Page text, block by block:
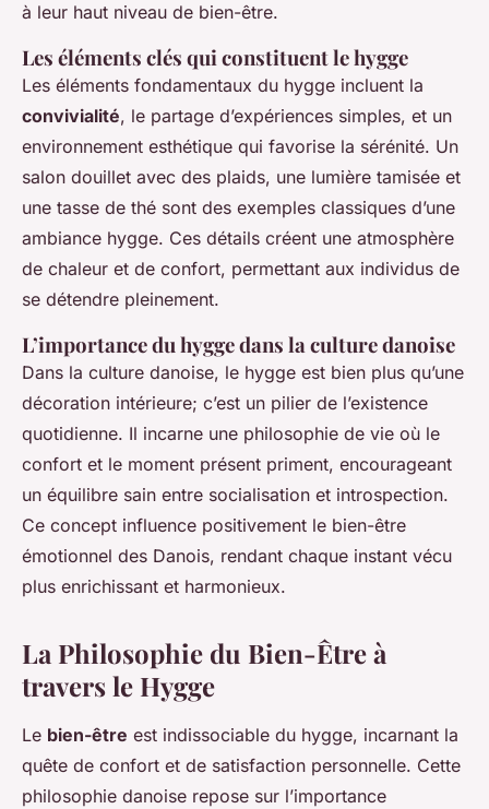
à leur haut niveau de bien-être.
Les éléments clés qui constituent le hygge
Les éléments fondamentaux du hygge incluent la
convivialité, le partage d’expériences simples, et un
environnement esthétique qui favorise la sérénité. Un
salon douillet avec des plaids, une lumière tamisée et
une tasse de thé sont des exemples classiques d’une
ambiance hygge. Ces détails créent une atmosphère
de chaleur et de confort, permettant aux individus de
se détendre pleinement.
L’importance du hygge dans la culture danoise
Dans la culture danoise, le hygge est bien plus qu’une
décoration intérieure; c’est un pilier de l’existence
quotidienne. Il incarne une philosophie de vie où le
confort et le moment présent priment, encourageant
un équilibre sain entre socialisation et introspection.
Ce concept influence positivement le bien-être
émotionnel des Danois, rendant chaque instant vécu
plus enrichissant et harmonieux.
La Philosophie du Bien-Être à
travers le Hygge
Le bien-être est indissociable du hygge, incarnant la
quête de confort et de satisfaction personnelle. Cette
philosophie danoise repose sur l’importance